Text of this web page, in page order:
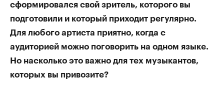
сформировался свой зритель, которого вы
подготовили и который приходит регулярно.
Для любого артиста приятно, когда с
аудиторией можно поговорить на одном языке.
Но насколько это важно для тех музыкантов,
которых вы привозите?